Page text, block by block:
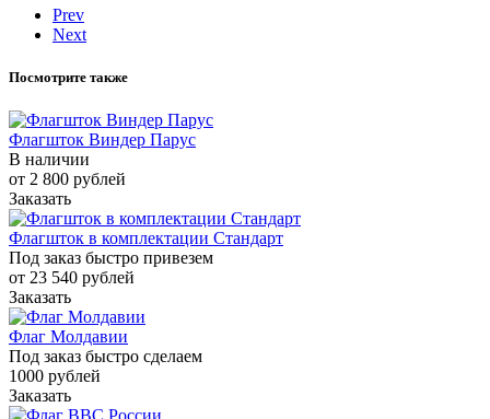
Prev
Next
Посмотрите также
Флагшток Виндер Парус
В наличии
от 2 800 рублей
Заказать
Флагшток в комплектации Стандарт
Под заказ быстро привезем
от 23 540 рублей
Заказать
Флаг Молдавии
Под заказ быстро сделаем
1000 рублей
Заказать